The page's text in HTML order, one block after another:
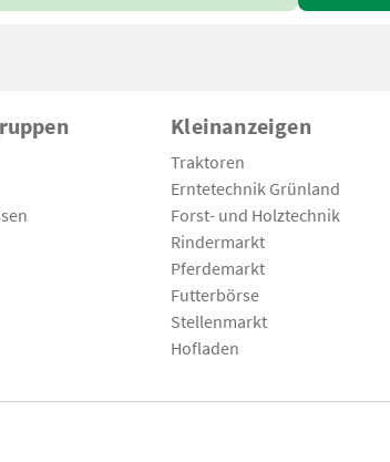
Kleinanzeigen
Traktoren
Erntetechnik Grünland
Forst- und Holztechnik
Rindermarkt
Pferdemarkt
Futterbörse
Stellenmarkt
Hofladen